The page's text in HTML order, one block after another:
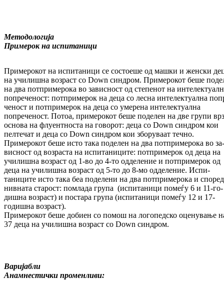
Методологија
Примерок на испитаници
Примерокот на испитаници се состоеше од маш­ки и женски
на училишна возраст со Down синдром. Примерокот беше
на два потпримерока во зависност од сте­пе­нот на
попреченост: пот­при­мерок на деца со лесна интелектуална
ченост и потпримерок на деца со умерена ин­телектуална
попреченост. Потоа, при­ме­ро­кот беше поделен на две групи врз
основа на флуен­тноста на говорот: деца со Down син­дром кои
пелтечат и деца со Down син­дром кои зборуваат течно.
Примерокот беше исто така поделен на два потпримерока во за­
вис­ност од возраста на испитаниците: пот­при­мерок од деца на
училишна возраст од 1-во до 4-то одделение и потпримерок од
деца на училишна возраст од 5-то до 8-мо одделение. Ис­пи­
таниците исто така беа поделени на два пот­примерока и според
нивната старост: по­мла­да група (испитаници помеѓу 6 и 11-го­
диш­на возраст) и постара група (испитаници по­­меѓу 12 и 17-
годишна возраст).
При­мерокот беше добиен со помош на ло­го­пед­ско оценување
37 деца на училишна воз­раст со Down синдром.
Варијабли
Анамнестички променливи: